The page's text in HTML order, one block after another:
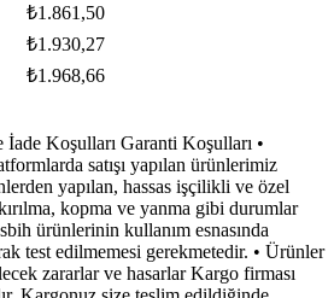
₺1.861,50
₺1.930,27
₺1.968,66
Koşulları Garanti Koşulları •
satışı yapılan ürünlerimiz
yapılan, hassas işçilikli ve özel
kopma ve yanma gibi durumlar
ürünlerinin kullanım esnasında
test edilmemesi gerekmetedir. • Ürünler
zararlar ve hasarlar Kargo firması